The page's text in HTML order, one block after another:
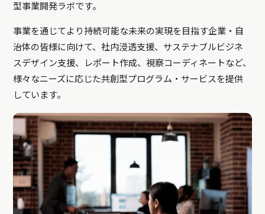
型事業開発ラボです。
事業を通じてより持続可能な未来の実現を目指す企業・自
治体の皆様に向けて、社内浸透支援、サステナブルビジネ
スデザイン支援、レポート作成、視察コーディネートなど、
様々なニーズに応じた共創型プログラム・サービスを提供
しています。